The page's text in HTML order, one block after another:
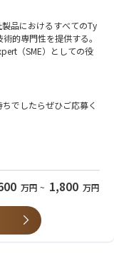
手順書作成、必要治具
作成
修があります。その後
、装置を触り始め、2年
須ではありません）
品におけるすべてのTy
的専門性を提供する。
（SME）としての役
ンググループと連携す
エスカレーション管理
ルベースの問題解決、
ニアリング・プロダク
、生産性向上、ドキュ
でしたらぜひご応募く
万円 ~ 1,800 万円